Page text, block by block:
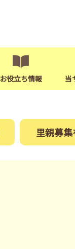
お役立ち情報 当
里親募